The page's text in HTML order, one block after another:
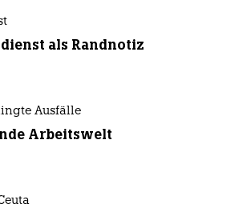
als Randnotiz
Ausfälle
Arbeitswelt